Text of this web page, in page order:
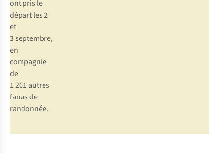
ont pris le
départ les 2
et
3 septembre,
en
compagnie
de
1 201 autres
fanas de
randonnée.